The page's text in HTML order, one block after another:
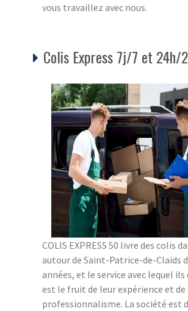
vous travaillez avec nous.
Colis Express 7j/7 et 24h/
COLIS EXPRESS 50 livre des colis
autour de Saint-Patrice-de-Claids
années, et le service avec lequel
est le fruit de leur expérience et de
professionnalisme. La société est